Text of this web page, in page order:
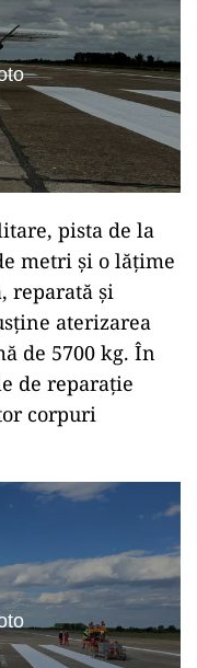
pista de la
metri și o lățime
reparată și
aterizarea
de 5700 kg. În
de reparație
corpuri